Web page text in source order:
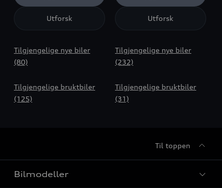
Utforsk
Tilgjengelige nye biler
(80)
Tilgjengelige bruktbiler
(125)
Utforsk
Tilgjengelige nye biler
(232)
Tilgjengelige bruktbiler
(31)
Til toppen
Bilmodeller